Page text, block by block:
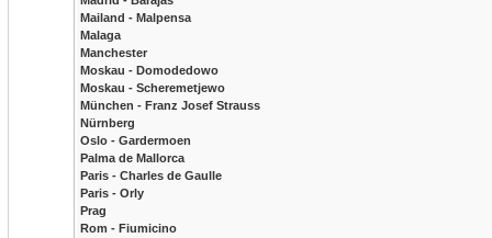
Mailand - Malpensa
Malaga
Manchester
Moskau - Domodedowo
Moskau - Scheremetjewo
München - Franz Josef Strauss
Nürnberg
Oslo - Gardermoen
Palma de Mallorca
Paris - Charles de Gaulle
Paris - Orly
Prag
Rom - Fiumicino